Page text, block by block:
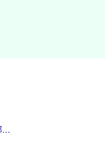
MalusVPN好用吗？和uuVPN哪个好？海外党无缝访问国内资源的真实对比与选择指南